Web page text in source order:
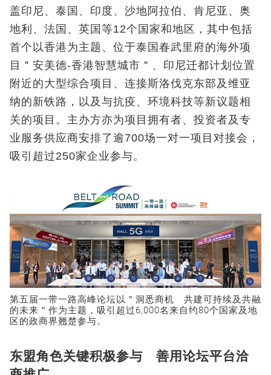
盖印尼、泰国、印度、沙地阿拉伯、肯尼亚、奥
地利、法国、英国等12个国家和地区，其中包括
首个以香港为主题、位于泰国春武里府的海外项
目＂安美德-香港智慧城市＂、印尼迁都计划位置
附近的大型综合项目、连接斯洛伐克东部及维亚
纳的新铁路，以及与抗疫、环境科技等新议题相
关的项目。主办方亦为项目拥有者、投资者及专
业服务供应商安排了逾700场一对一项目对接会，
吸引超过250家企业参与。
第五届一带一路高峰论坛以＂洞悉商机 共建可持续及共融
的未来＂作为主题，吸引超过6,000名来自约80个国家及地
区的政商界翘楚参与。
东盟角色关键积极参与 善用论坛平台洽